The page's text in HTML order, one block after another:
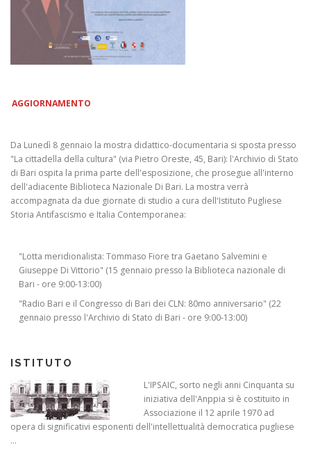
AGGIORNAMENTO
Da Lunedì 8 gennaio la mostra didattico-documentaria si sposta presso
"La cittadella della cultura" (via Pietro Oreste, 45, Bari): l'Archivio di Stato
di Bari ospita la prima parte dell'esposizione, che prosegue all'interno
dell'adiacente Biblioteca Nazionale Di Bari. La mostra verrà
accompagnata da due giornate di studio a cura dell'Istituto Pugliese
Storia Antifascismo e Italia Contemporanea:
"Lotta meridionalista: Tommaso Fiore tra Gaetano Salvemini e
Giuseppe Di Vittorio" (15 gennaio presso la Biblioteca nazionale di
Bari - ore 9:00-13:00)
"Radio Bari e il Congresso di Bari dei CLN: 80mo anniversario" (22
gennaio presso l'Archivio di Stato di Bari - ore 9:00-13:00)
ISTITUTO
L'IPSAIC, sorto negli anni Cinquanta su
iniziativa dell'Anppia si è costituito in
Associazione il 12 aprile 1970 ad
opera di significativi esponenti dell'intellettualità democratica pugliese
...